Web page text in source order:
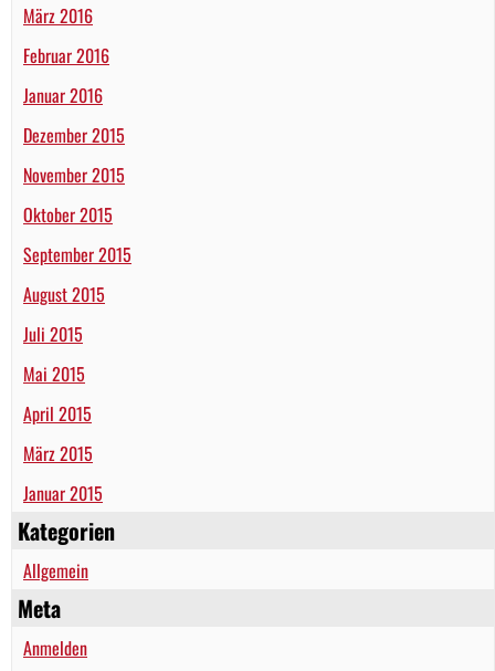
März 2016
Februar 2016
Januar 2016
Dezember 2015
November 2015
Oktober 2015
September 2015
August 2015
Juli 2015
Mai 2015
April 2015
März 2015
Januar 2015
Kategorien
Allgemein
Meta
Anmelden